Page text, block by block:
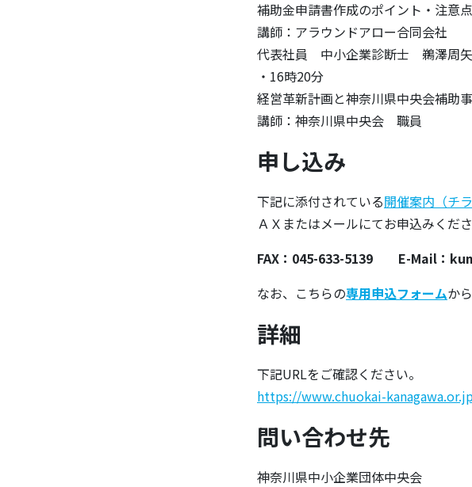
補助金申請書作成のポイント・注意点
講師：アラウンドアロー合同会社
代表社員 中小企業診断士 鵜澤周
・16時20分
経営革新計画と神奈川県中央会補助
講師：神奈川県中央会 職員
申し込み
下記に添付されている開催案内（チラ
ＡＸまたはメールにてお申込みくださ
FAX：045-633-5139 E-Mail：
なお、こちらの専用申込フォームか
詳細
下記URLをご確認ください。
https://www.chuokai-
問い合わせ先
神奈川県中小企業団体中央会